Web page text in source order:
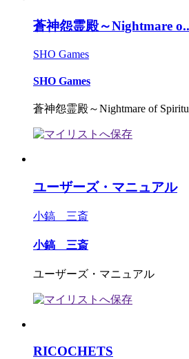
蒼神怨霊殿～Nightmare
SHO Games
SHO Games
蒼神怨霊殿～Nightmare of
ユーザーズ・マニュアル
小鎬 三斎
小鎬 三斎
ユーザーズ・マニュアル
RICOCHETS